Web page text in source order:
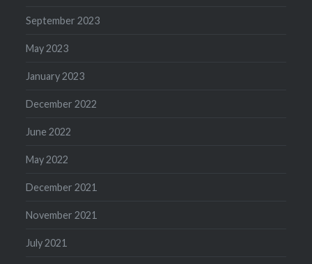
September 2023
May 2023
January 2023
December 2022
June 2022
May 2022
December 2021
November 2021
July 2021